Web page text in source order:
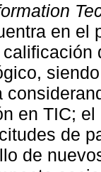
en el
en TIC;
de
de